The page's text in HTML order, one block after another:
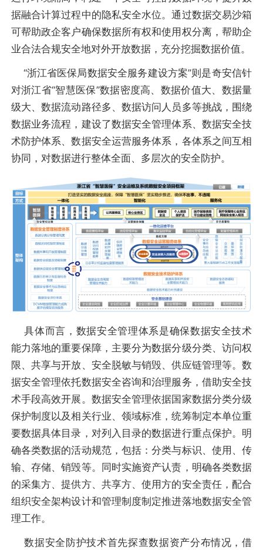
据融合计算过程中的隐私安全水位。通过数据交易沙箱
可帮助政企客户确保数据所有权和使用权分离，帮助企
业合法合规安全地对外开放数据，充分挖掘数据价值。
“浙江省医保局数据安全服务建设方案”则是奇安信针
对浙江省“智慧医保”数据密度高、数据价值大、数据量
级大、数据流动路径多、数据访问人员多等挑战，围绕
数据业务流程，建设了数据安全管理体系、数据安全技
术防护体系、数据安全运营服务体系，各体系之间互相
协同，对数据进行整体全面、多层次的安全防护。
具体而言，数据安全管理体系是确保数据安全技术
能力落地的重要保障，主要分为数据分级分类、访问权
限、共享与开放、安全脱敏与销毁、供应链管理等。数
据安全管理依托数据安全咨询和治理服务，借助安全技
术手段高效开展。数据安全管理依据国家数据分类分级
保护制度以及相关行业、领域标准，统筹制定本单位重
要数据具体目录，对列入目录的数据进行重点保护。明
确各类数据的活动规范，包括：分类与标识、使用、传
输、存储、销毁等。同时实施资产认责，明确各类数据
的采集方、提供方、共享方、使用方的安全责任，配合
组织安全架构设计和管理制度制定推进落地数据安全管
理工作。
数据安全防护技术首先探查数据资产分布情况，借